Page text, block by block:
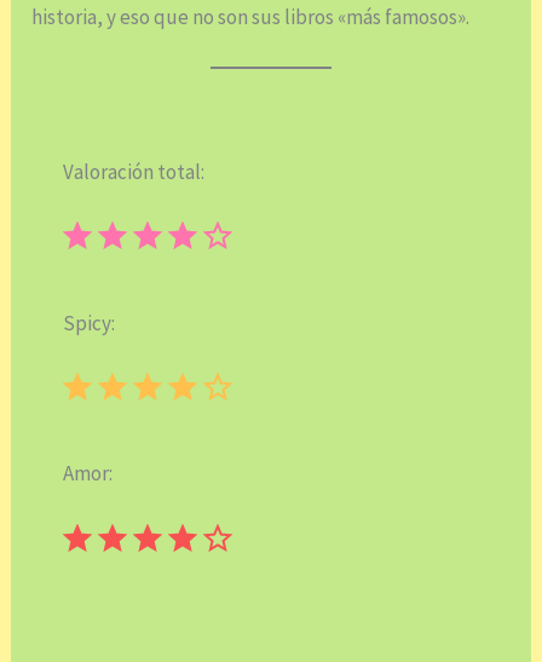
historia, y eso que no son sus libros «más famosos».
Valoración total:
⭐⭐⭐⭐
Spicy:
⭐⭐⭐⭐
Amor:
⭐⭐⭐⭐